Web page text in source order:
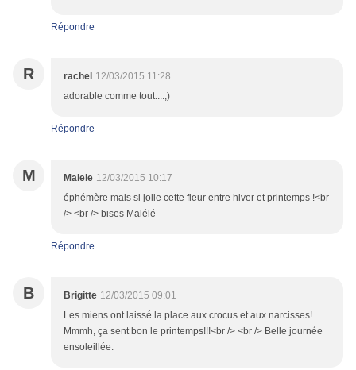
Répondre
R rachel 12/03/2015 11:28
adorable comme tout....;)
Répondre
M Malele 12/03/2015 10:17
éphémère mais si jolie cette fleur entre hiver et printemps !<br
/> <br /> bises Malélé
Répondre
B Brigitte 12/03/2015 09:01
Les miens ont laissé la place aux crocus et aux narcisses!
Mmmh, ça sent bon le printemps!!!<br /> <br /> Belle journée
ensoleillée.